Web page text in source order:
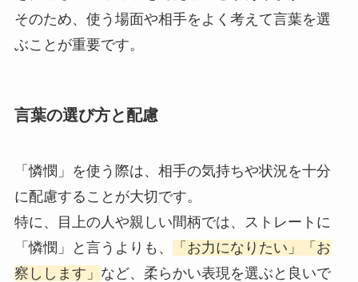
そのため、使う場面や相手をよく考えて言葉を選
ぶことが重要です。
言葉の選び方と配慮
「憐憫」を使う際は、相手の気持ちや状況を十分
に配慮することが大切です。
特に、目上の人や親しい間柄では、ストレートに
「憐憫」と言うよりも、
「お力になりたい」「お
察しします」 など、柔らかい表現を選ぶと良いで